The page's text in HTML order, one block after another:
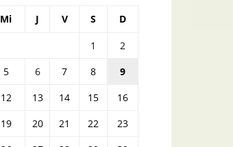
Mi J V S D
1
2
5 6 7 8
9
12 13 14 15
16
19 20 21 22
23